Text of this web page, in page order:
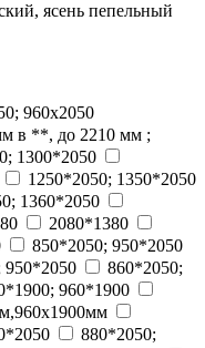
ясень пепельный
960х2050
в **, до 2210 мм ;
1300*2050
1250*2050; 1350*2050
1360*2050
2080*1380
850*2050; 950*2050
950*2050
860*2050;
960*1900
880*2050;